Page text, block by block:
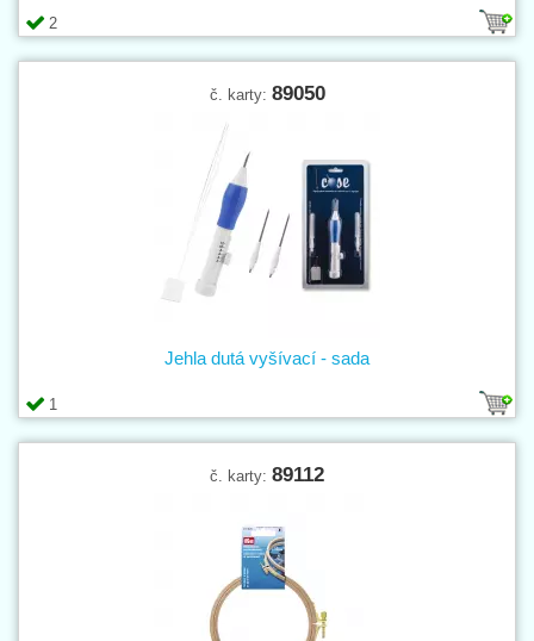
2
č. karty: 89050
1
Jehla dutá vyšívací - sada
č. karty: 89112